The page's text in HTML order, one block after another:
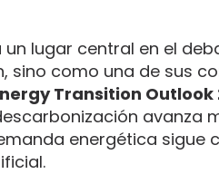
lugar central en el
como una de sus
Transition Outlook
avanza
energética sigue